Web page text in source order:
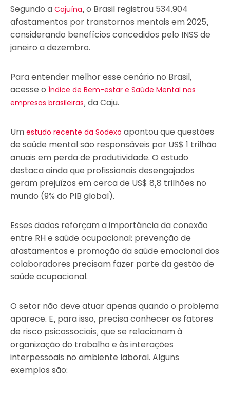
Segundo a Cajuína, o Brasil registrou 534.904
afastamentos por transtornos mentais em 2025,
considerando benefícios concedidos pelo INSS de
janeiro a dezembro.
Para entender melhor esse cenário no Brasil,
acesse o Índice de Bem-estar e Saúde Mental nas
empresas brasileiras, da Caju.
Um estudo recente da Sodexo apontou que questões
de saúde mental são responsáveis por US$ 1 trilhão
anuais em perda de produtividade. O estudo
destaca ainda que profissionais desengajados
geram prejuízos em cerca de US$ 8,8 trilhões no
mundo (9% do PIB global).
Esses dados reforçam a importância da conexão
entre RH e saúde ocupacional: prevenção de
afastamentos e promoção da saúde emocional dos
colaboradores precisam fazer parte da gestão de
saúde ocupacional.
O setor não deve atuar apenas quando o problema
aparece. E, para isso, precisa conhecer os fatores
de risco psicossociais, que se relacionam à
organização do trabalho e às interações
interpessoais no ambiente laboral. Alguns
exemplos são: